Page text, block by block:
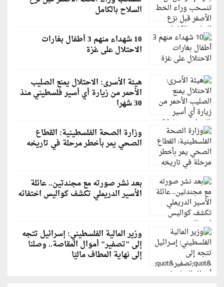
السلاح بالكامل
10 شهداء منهم 3 أطفال بغارات
الاحتلال على غزة
هيئة الأسرى: الاحتلال يمنع الصليب
الأحمر من زيارة أي أسير فلسطيني منذ
30 شهرا
وزارة الصحة الفلسطينية: القطاع
الصحي يمر بأخطر مرحلة في تاريخه
بعد نشر صورته مع مجندتين.. عائلة
الأسير الدريملي تكشف كواليس اختفائه
وزير المالية الفلسطيني: إسرائيل تتجه
إلى "تصفير" أموال المقاصة.. وصلنا
إلى نهاية المطاف ماليًا